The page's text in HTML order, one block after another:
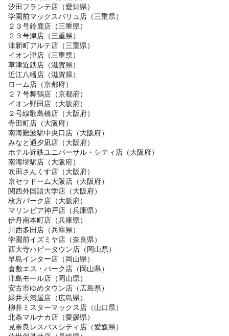
汐田フランテ店（愛知県）
学園前マックスバリュ店（三重県）
２３号鈴鹿店（三重県）
２３号津店（三重県）
津新町アルテ店（三重県）
イオン津店（三重県）
草津近鉄店（滋賀県）
近江八幡店（滋賀県）
ローム店（京都府）
２７号舞鶴店（京都府）
イオン野田店（大阪府）
２号線歌島橋店（大阪府）
寺田町店（大阪府）
南海難波駅中央口店（大阪府）
みなと通夕凪店（大阪府）
ホテル近鉄ユニバーサル・シティ店（大阪府）
南海堺駅店（大阪府）
吹田さんくす店（大阪府）
京セラドーム大阪店（大阪府）
関西外国語大学店（大阪府）
枚方パーク店（大阪府）
マリンピア神戸店（兵庫県）
伊丹南本町店（兵庫県）
川西多田店（兵庫県）
学園前イズミヤ店（奈良県）
西大寺ハピータウン店（岡山県）
早島インター店（岡山県）
倉敷エス・パーク店（岡山県）
津島モール店（岡山県）
安古市ゆめタウン店（広島県）
緑井天満屋店（広島県）
柳井ミスターマックス店（山口県）
北条マルナカ店（愛媛県）
見奈良レスパスシティ店（愛媛県）